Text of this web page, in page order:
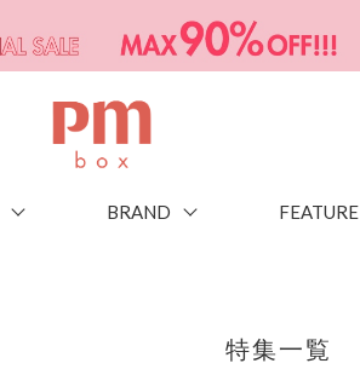
BRAND FEATURE
特集一覧